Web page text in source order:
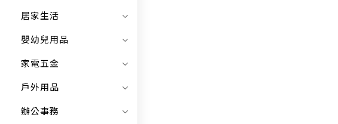
居家生活
嬰幼兒用品
家電五金
戶外用品
辦公事務